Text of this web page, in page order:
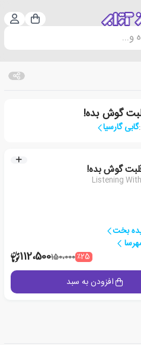
سبد
و...
گوش بده!
گابی گارسیا
گوش بده!
Listening
بخت
٪25150،000112،500
افزودن به سبد